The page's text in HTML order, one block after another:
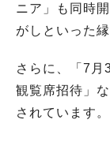
ニア」も同時
がしといった
さらに、「7月
観覧席招待」
されています。